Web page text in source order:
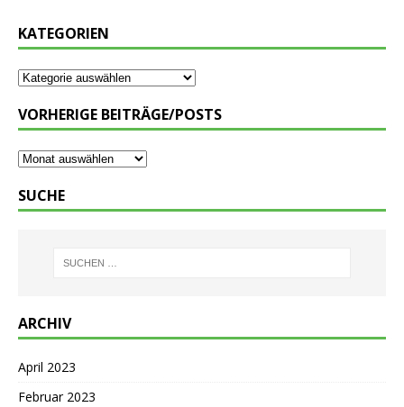
KATEGORIEN
VORHERIGE BEITRÄGE/POSTS
SUCHE
ARCHIV
April 2023
Februar 2023